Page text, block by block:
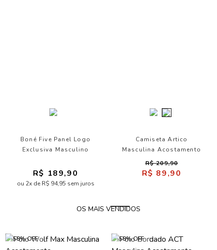
Boné Five Panel Logo
Exclusiva Masculino
R$ 189,90
ou 2x de R$ 94,95 sem juros
Camiseta Artico
Masculina Acostamento
R$ 209,90
R$ 89,90
OS MAIS VENDIDOS
-58% OFF -58% OFF